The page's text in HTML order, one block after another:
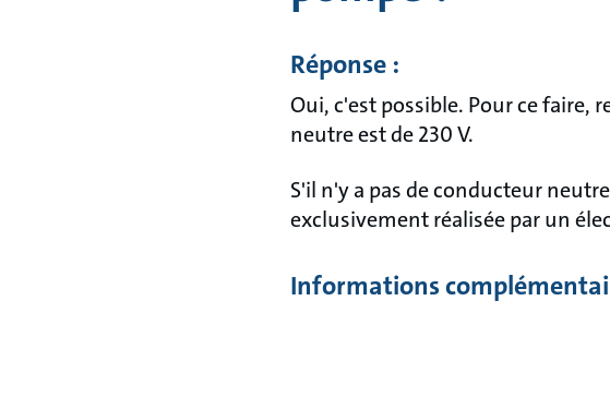
Réponse :
Oui, c'est possible. Pour ce faire,
neutre est de 230 V.
S'il n'y a pas de conducteur
exclusivement réalisée par un
Informations